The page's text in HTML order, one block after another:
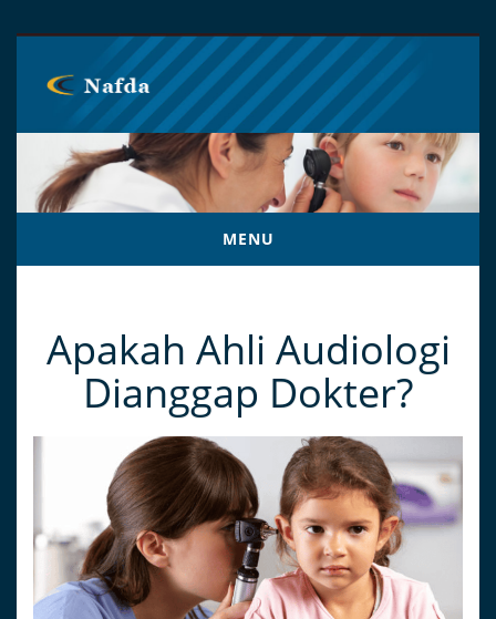
NAFDA.ORGMENU
Apakah Ahli Audiologi
Dianggap Dokter?